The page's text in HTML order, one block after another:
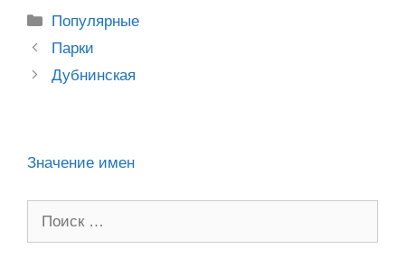
kl
ss
b
o
s
A
p
gr
m
Рубрики
Популярные
Post
navigation
Парки
Дубнинская
Значение имен